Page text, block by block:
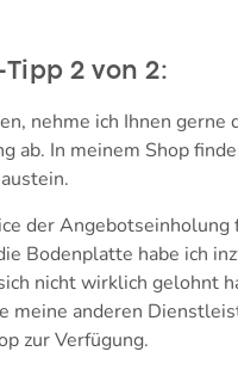
2 von 2:
nehme ich Ihnen gerne
ab. In meinem Shop
der Angebotseinholung
Bodenplatte habe ich
nicht wirklich gelohnt
meine anderen
zur Verfügung.